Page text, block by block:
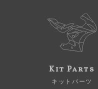
Kit Parts
キットパーツ